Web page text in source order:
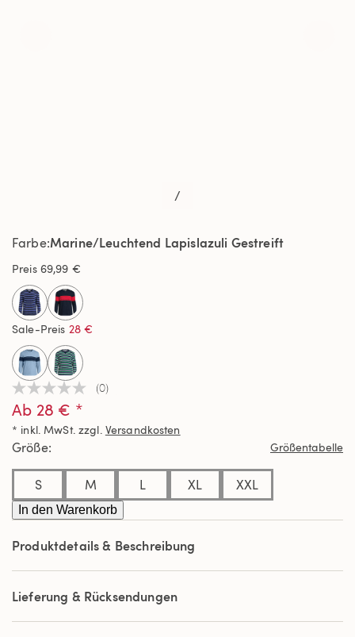
/
Kein
Beurteilungswert
Link
auf
derselben
(0)
Ab 28 € *
* inkl. MwSt. zzgl. Versandkosten
FarbeMarine/Leuchtend Lapislazuli Gestreift
Preis 69,99 €
selected
Sale-Preis 28 €
Größe Größentabelle
S M L XL XXL
In den Warenkorb
Produktdetails & Beschreibung
Lieferung & Rücksendungen